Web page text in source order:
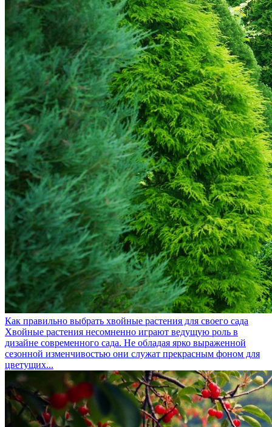
Как правильно выбрать хвойные растения для своего сада
Хвойные растения несомненно играют ведущую роль в
дизайне современного сада. Не обладая ярко выраженной
сезонной изменчивостью они служат прекрасным фоном для
цветущих...